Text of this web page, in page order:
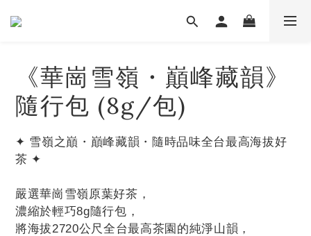
《華崗雪嶺・巔峰藏韻》
隨行包 (8g/包)
✦ 雪嶺之巔・巔峰藏韻・隨時品味全台最高海拔好
茶 ✦
嚴選華崗雪嶺原葉好茶，
濃縮於輕巧8g隨行包，
將海拔2720公尺全台最高茶園的純淨山韻，